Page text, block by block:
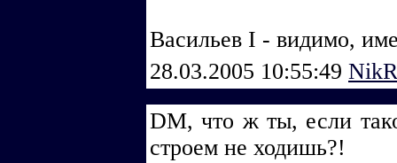
Васильев I - видимо,
28.03.2005 10:55:49
DM, что ж ты, если
строем не ходишь?!